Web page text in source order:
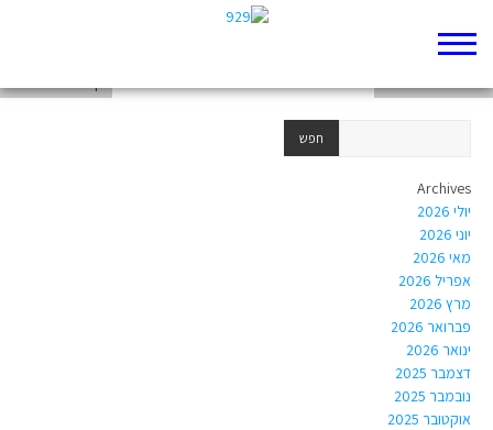
Archives
יולי 2026
יוני 2026
מאי 2026
אפריל 2026
מרץ 2026
פברואר 2026
ינואר 2026
דצמבר 2025
נובמבר 2025
אוקטובר 2025